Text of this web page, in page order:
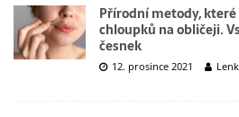
Přírodní metody,
chloupků na obličeji.
česnek
12. prosince 2021